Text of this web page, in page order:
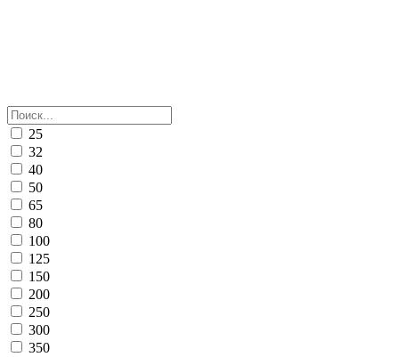
25
32
40
50
65
80
100
125
150
200
250
300
350